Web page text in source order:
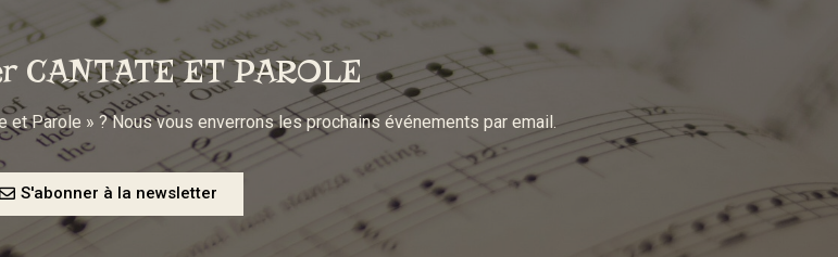
CANTATE ET PAROLE
et Parole » ? Nous vous enverrons les prochains événements par email.
S'abonner à la newsletter